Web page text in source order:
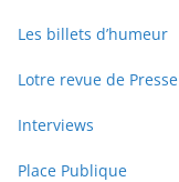
Les billets d’humeur
Lotre revue de Presse
Interviews
Place Publique